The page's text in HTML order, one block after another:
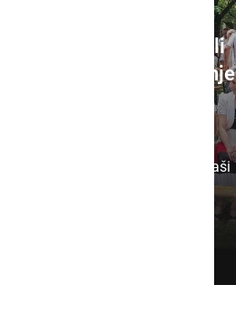
Ob Fričovi kapeli pripravili
vaško žegnanje in druženje
poseben dogodek, zato po sveti maši